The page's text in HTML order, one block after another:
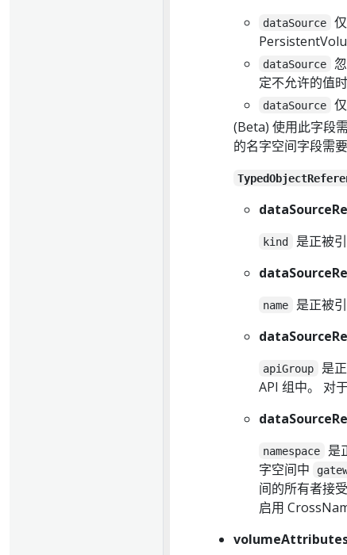
dataSource
dataSource
定不允许的值
dataSource
(Beta) 使用此字段
的名字空间字段需
kind
是正被
name
是正被
apiGroup 是
API 组中。 对
namespace
是
字空间中
间的所有者接
启用